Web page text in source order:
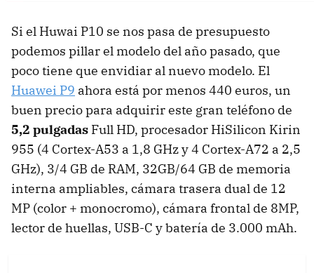
Si el Huwai P10 se nos pasa de presupuesto
podemos pillar el modelo del año pasado, que
poco tiene que envidiar al nuevo modelo. El
Huawei P9 ahora está por menos 440 euros, un
buen precio para adquirir este gran teléfono de
5,2 pulgadas Full HD, procesador HiSilicon Kirin
955 (4 Cortex-A53 a 1,8 GHz y 4 Cortex-A72 a 2,5
GHz), 3/4 GB de RAM, 32GB/64 GB de memoria
interna ampliables, cámara trasera dual de 12
MP (color + monocromo), cámara frontal de 8MP,
lector de huellas, USB-C y batería de 3.000 mAh.